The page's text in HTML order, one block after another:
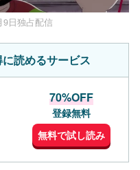
9日独占配信
読めるサービス
70%OFF
登録無料
無料で試し読み